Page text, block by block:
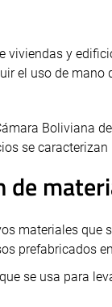
viviendas y
el uso de mano
Boliviana
se
de
materiales que
prefabricados
se usa para